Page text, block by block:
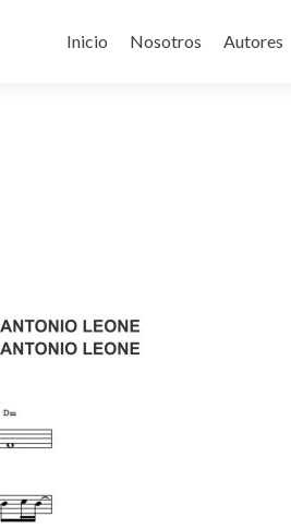
al
Inicio Nosotros Autores